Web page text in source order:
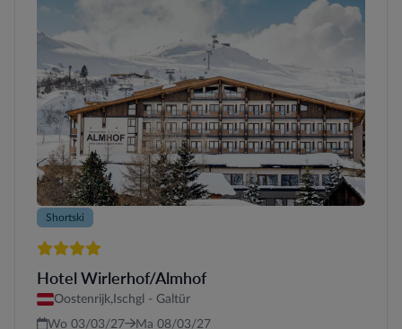
Shortski
4 sterren
Hotel Wirlerhof/Almhof
Oostenrijk,Ischgl - Galtür
Wo 03/03/27
Ma 08/03/27